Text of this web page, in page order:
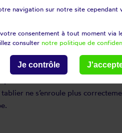
d'enroulage du
volet
ne s’enroule plus
navigation sur notre site cependant
consentement à tout moment via
consulter notre politique de
Je contrôle